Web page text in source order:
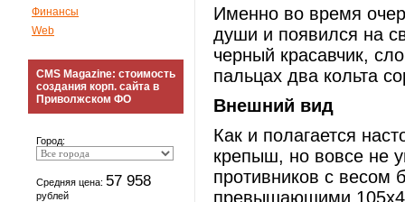
Финансы
Web
CMS Magazine: стоимость
создания корп. сайта в
Приволжском ФО
Город:
Средняя цена: 57 958
рублей
Именно во время
души и появился на
черный красавчик,
пальцах два кольта
Внешний вид
Как и полагается
крепыш, но вовсе не
противников с весом
превышающими